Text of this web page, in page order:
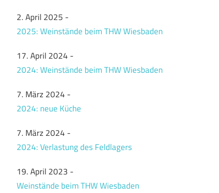
2. April 2025 -
2025: Weinstände beim THW Wiesbaden
17. April 2024 -
2024: Weinstände beim THW Wiesbaden
7. März 2024 -
2024: neue Küche
7. März 2024 -
2024: Verlastung des Feldlagers
19. April 2023 -
Weinstände beim THW Wiesbaden